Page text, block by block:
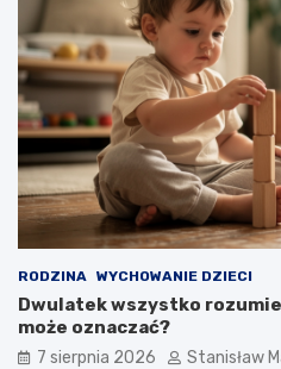
RODZINA WYCHOWANIE DZIECI
Dwulatek wszystko
może oznaczać?
7 sierpnia 2026 Stanisław